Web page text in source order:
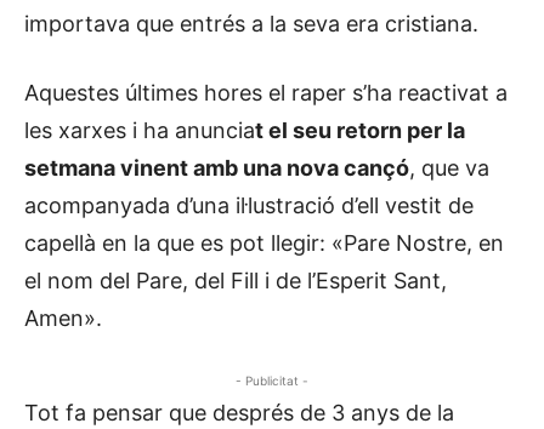
importava que entrés a la seva era cristiana.
Aquestes últimes hores el raper s’ha reactivat a
les xarxes i ha anunciat el seu retorn per la
setmana vinent amb una nova cançó, que va
acompanyada d’una il·lustració d’ell vestit de
capellà en la que es pot llegir: «Pare Nostre, en
el nom del Pare, del Fill i de l’Esperit Sant,
Amen».
- Publicitat -
Tot fa pensar que després de 3 anys de la